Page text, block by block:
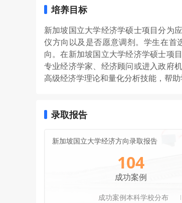
培养目标
新加坡国立大学经济学硕士项目分为
仪方向以及是否愿意调剂。学生在首
向。在新加坡国立大学经济学硕士项
专业经济学家、经济顾问或进入政府
高级经济学理论和量化分析技能，帮
录取报告
新加坡国立大学经济方向录取报告
104
成功案例
成功案例本科学校分布